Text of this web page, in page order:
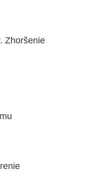
Zhoršenie